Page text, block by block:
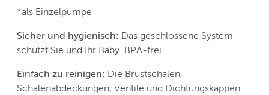
*als Einzelpumpe
Sicher und hygienisch: Das geschlossene System
schützt Sie und Ihr Baby. BPA-frei.
Einfach zu reinigen: Die Brustschalen,
Schalenabdeckungen, Ventile und Dichtungskappen